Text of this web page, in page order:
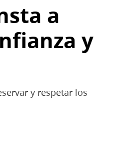
a
y
y respetar los